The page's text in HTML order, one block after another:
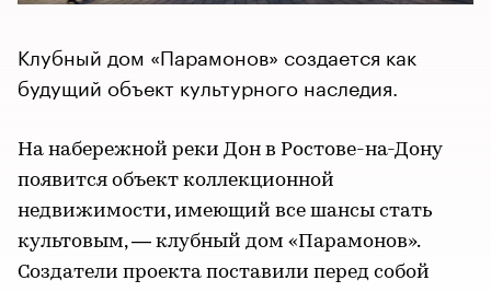
Клубный дом «Парамонов» создается как
будущий объект культурного наследия.
На набережной реки Дон в Ростове-на-Дону
появится объект коллекционной
недвижимости, имеющий все шансы стать
культовым, — клубный дом «Парамонов».
Создатели проекта поставили перед собой